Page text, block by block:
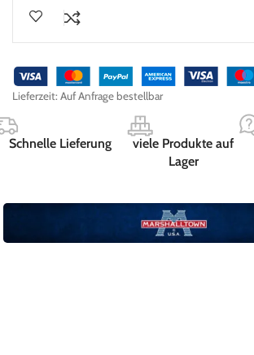
Lieferzeit: Auf Anfrage bestellbar
Schnelle Lieferung
viele Produkte auf
Lager